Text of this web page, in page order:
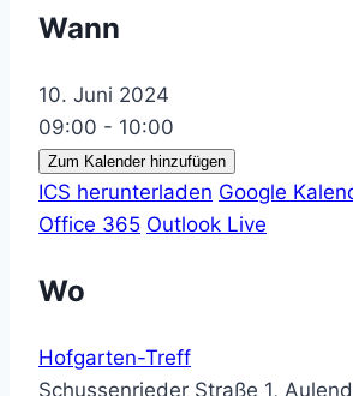
Wann
10. Juni 2024
09:00 - 10:00
Zum Kalender hinzufügen
ICS herunterladen Google
Office 365 Outlook Live
Wo
Hofgarten-Treff
Schussenrieder Straße 1,